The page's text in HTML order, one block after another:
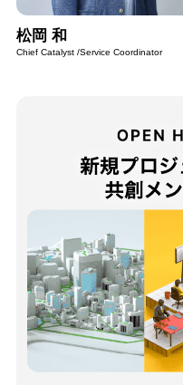
松岡 和
Chief Catalyst /Service Coordinator